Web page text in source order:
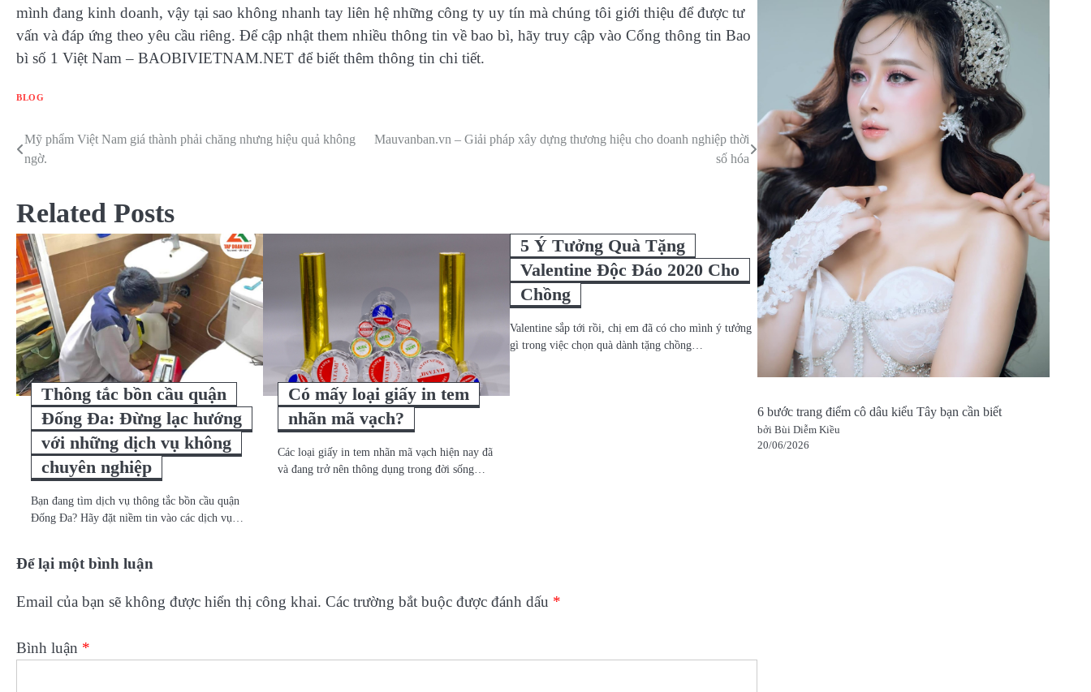
mình đang kinh doanh, vậy tại sao không nhanh tay liên hệ những công ty uy tín mà chúng tôi giới thiệu để được tư
vấn và đáp ứng theo yêu cầu riêng. Để cập nhật them nhiều thông tin về bao bì, hãy truy cập vào Cổng thông tin Bao
bì số 1 Việt Nam – BAOBIVIETNAM.NET để biết thêm thông tin chi tiết.
BLOG
Điều
hướng
bài
viết
Mỹ phẩm Việt Nam giá thành phải chăng nhưng hiệu quả không
ngờ.
Mauvanban.vn – Giải pháp xây dựng thương hiệu cho doanh nghiệp thời
số hóa
Related Posts
Thông tắc bồn cầu quận
Đống Đa: Đừng lạc hướng
với những dịch vụ không
chuyên nghiệp
Bạn đang tìm dịch vụ thông tắc bồn cầu quận
Đống Đa? Hãy đặt niềm tin vào các dịch vụ…
Có mấy loại giấy in tem
nhãn mã vạch?
Các loại giấy in tem nhãn mã vạch hiện nay đã
và đang trở nên thông dụng trong đời sống…
5 Ý Tưởng Quà Tặng
Valentine Độc Đáo 2020 Cho
Chồng
Valentine sắp tới rồi, chị em đã có cho mình ý tưởng
gì trong việc chọn quà dành tặng chồng…
Để lại một bình luận
Email của bạn sẽ không được hiển thị công khai. Các trường bắt buộc được đánh dấu *
Bình luận *
6 bước trang điểm cô dâu kiểu Tây bạn cần biết
bởi Bùi Diễm Kiều
20/06/2026